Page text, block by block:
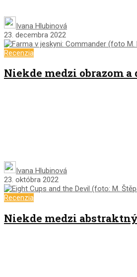
Ivana Hlubinová
23. decembra 2022
Recenzia
Niekde medzi obrazom a
Ivana Hlubinová
23. októbra 2022
Recenzia
Niekde medzi